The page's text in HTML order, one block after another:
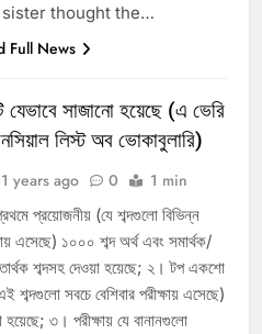
sister thought the…
Full News
যেভাবে সাজানো হয়েছে (এ ভেরি
লিস্ট অব ভোকাবুলারি)
years ago 0 1 min
প্রয়োজনীয় (যে শব্দগুলো বিভিন্ন
এসেছে) ১০০০ শব্দ অর্থ এবং সমার্থক/
শব্দসহ দেওয়া হয়েছে; ২। টপ একশো
শব্দগুলো সবচে বেশিবার পরীক্ষায় এসেছে)
হয়েছে; ৩। পরীক্ষায় যে বানানগুলো